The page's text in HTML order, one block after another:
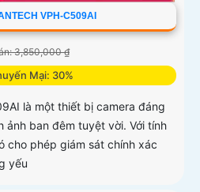
VPH-C509AI
3,850,000 ₫
Mại: 30%
là một thiết bị camera đáng
ảnh ban đêm tuyệt vời. Với tính
cho phép giám sát chính xác
yếu